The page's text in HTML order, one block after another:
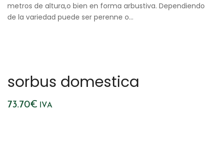
metros de altura,o bien en forma arbustiva. Dependiendo
de la variedad puede ser perenne o…
sorbus domestica
73.70€ IVA